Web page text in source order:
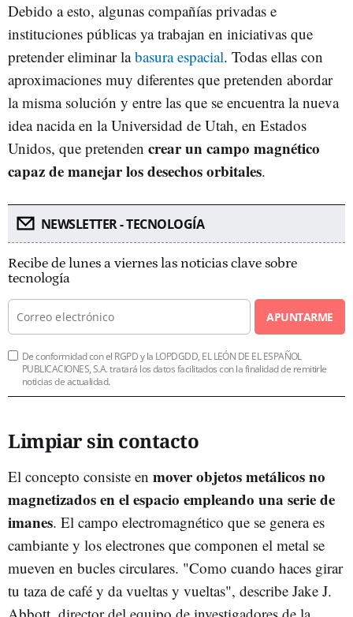
Debido a esto, algunas compañías privadas e
instituciones públicas ya trabajan en iniciativas que
pretender eliminar labasura espacial. Todas ellas con
aproximaciones muy diferentes que pretenden abordar
la misma solución y entre las que se encuentra la nueva
idea nacida en la Universidad de Utah, en Estados
Unidos, que pretenden crear un campo magnético
capaz de manejar los desechos orbitales.
NEWSLETTER - TECNOLOGÍA
Recibe de lunes a viernes las noticias clave sobre
tecnología
APUNTARME
De conformidad con el RGPD y la LOPDGDD, EL LEÓN DE EL ESPAÑOL
PUBLICACIONES, S.A. tratará los datos facilitados con la finalidad de remitirle
noticias de actualidad.
Limpiar sin contacto
El concepto consiste en mover objetos metálicos no
magnetizados en el espacio empleando una serie de
imanes. El campo electromagnético que se genera es
cambiante y los electrones que componen el metal se
mueven en bucles circulares. "Como cuando haces girar
tu taza de café y da vueltas y vueltas", describe Jake J.